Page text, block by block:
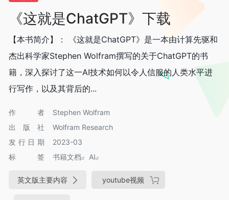
《这就是ChatGPT》下载
【本书简介】： 《这就是ChatGPT》是一本由计算先驱和
杰出科学家Stephen Wolfram撰写的关于ChatGPT的书
籍，深入探讨了这一AI技术如何以令人信服的人类水平进
行写作，以及其背后的...
作者
Stephen Wolfram
出版社
Wolfram Research
发行日期
2023-03
标签
书籍文档 AI
英文版主要内容 youtube视频